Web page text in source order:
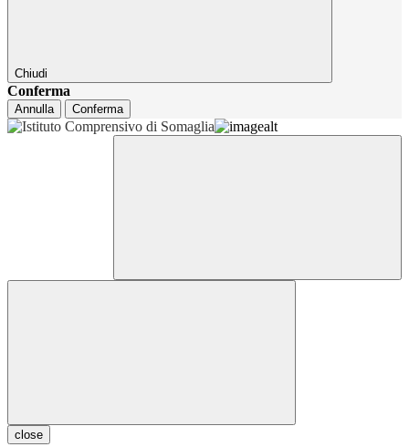
Chiudi
Conferma
Annulla Conferma
close